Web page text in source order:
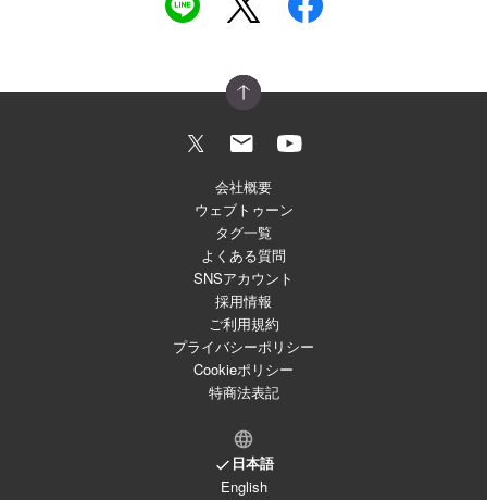
会社概要
ウェブトゥーン
タグ一覧
よくある質問
SNSアカウント
採用情報
ご利用規約
プライバシーポリシー
Cookieポリシー
特商法表記
日本語
English